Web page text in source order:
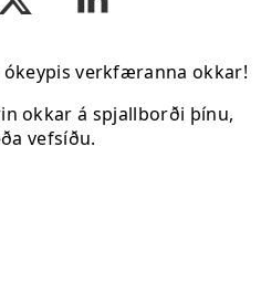
verkfæranna okkar!
okkar á spjallborði þínu,
vefsíðu.